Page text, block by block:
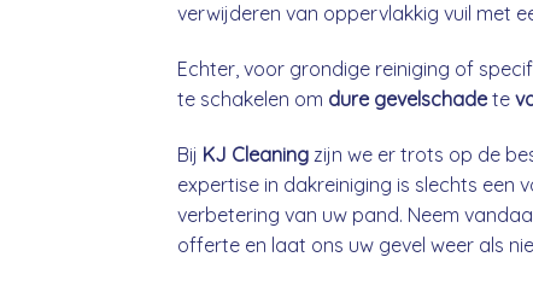
verwijderen van oppervlakkig vuil met
Echter, voor grondige reiniging of
te schakelen om dure gevelschadete
Bij KJ Cleaning zijn we er trots op de
expertise in dakreiniging is slechts een
verbetering van uw pand. Neem
offerte en laat ons uw gevel weer als